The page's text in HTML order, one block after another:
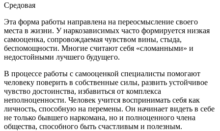
Средовая
Эта форма работы направлена на переосмысление своего
места в жизни. У наркозависимых часто формируется низкая
самооценка, сопровождаемая чувством вины, стыда,
беспомощности. Многие считают себя «сломанными» и
недостойными лучшего будущего.
В процессе работы с самооценкой специалисты помогают
человеку поверить в собственные силы, развить устойчивое
чувство достоинства, избавиться от комплекса
неполноценности. Человек учится воспринимать себя как
личность, способную на перемены. Он начинает видеть в себе
не только бывшего наркомана, но и полноценного члена
общества, способного быть счастливым и полезным.